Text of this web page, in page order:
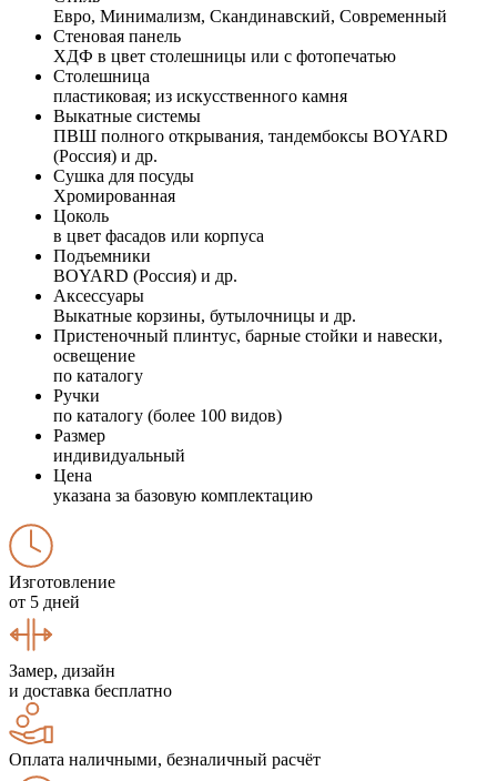
Евро, Минимализм, Скандинавский, Современный
Стеновая панель
ХДФ в цвет столешницы или с фотопечатью
Столешница
пластиковая; из искусственного камня
Выкатные системы
ПВШ полного открывания, тандембоксы BOYARD
(Россия) и др.
Сушка для посуды
Хромированная
Цоколь
в цвет фасадов или корпуса
Подъемники
BOYARD (Россия) и др.
Аксессуары
Выкатные корзины, бутылочницы и др.
Пристеночный плинтус, барные стойки и навески,
освещение
по каталогу
Ручки
по каталогу (более 100 видов)
Размер
индивидуальный
Цена
указана за базовую комплектацию
Изготовление
от 5 дней
Замер, дизайн
и доставка бесплатно
Оплата наличными, безналичный расчёт